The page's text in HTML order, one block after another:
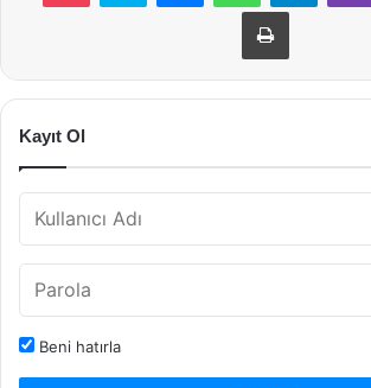
Yazdır
Kayıt Ol
Beni hatırla